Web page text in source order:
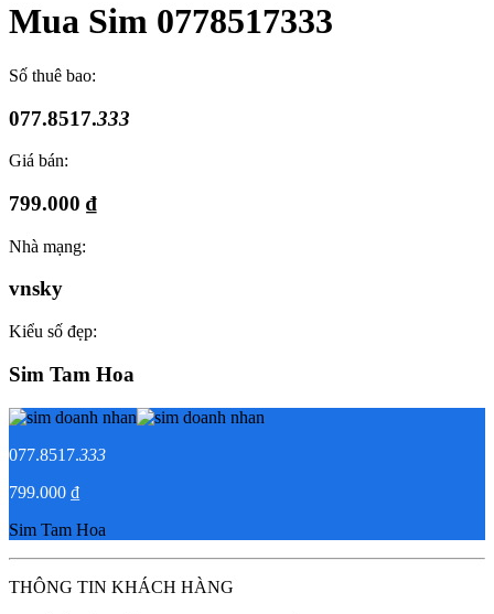
Mua Sim 0778517333
Số thuê bao:
077.8517.333
Giá bán:
799.000 ₫
Nhà mạng:
vnsky
Kiểu số đẹp:
Sim Tam Hoa
077.8517.333
799.000 ₫
Sim Tam Hoa
THÔNG TIN KHÁCH HÀNG